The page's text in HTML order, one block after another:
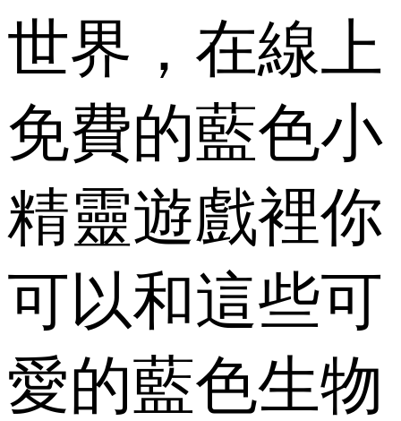
世界，在線上
免費的藍色小
精靈遊戲裡你
可以和這些可
愛的藍色生物